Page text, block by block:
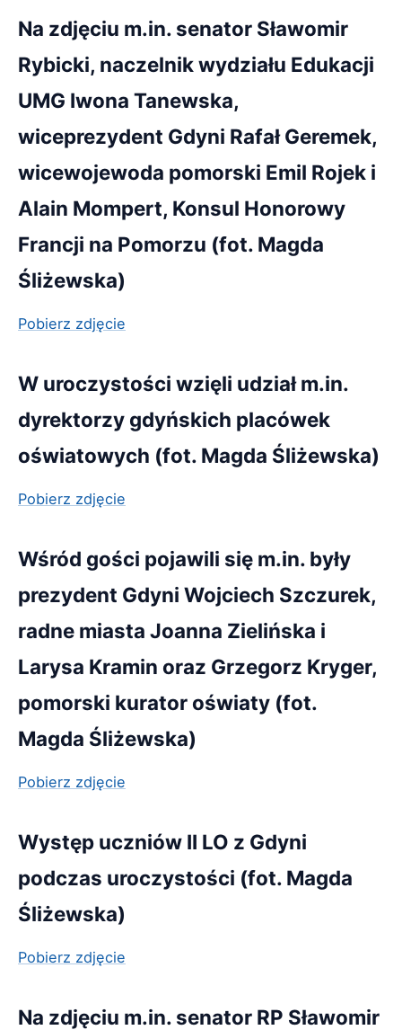
Na zdjęciu m.in. senator Sławomir
Rybicki, naczelnik wydziału Edukacji
UMG Iwona Tanewska,
wiceprezydent Gdyni Rafał Geremek,
wicewojewoda pomorski Emil Rojek i
Alain Mompert, Konsul Honorowy
Francji na Pomorzu (fot. Magda
Śliżewska)
Pobierz zdjęcie
W uroczystości wzięli udział m.in.
dyrektorzy gdyńskich placówek
oświatowych (fot. Magda Śliżewska)
Pobierz zdjęcie
Wśród gości pojawili się m.in. były
prezydent Gdyni Wojciech Szczurek,
radne miasta Joanna Zielińska i
Larysa Kramin oraz Grzegorz Kryger,
pomorski kurator oświaty (fot.
Magda Śliżewska)
Pobierz zdjęcie
Występ uczniów II LO z Gdyni
podczas uroczystości (fot. Magda
Śliżewska)
Pobierz zdjęcie
Na zdjęciu m.in. senator RP Sławomir